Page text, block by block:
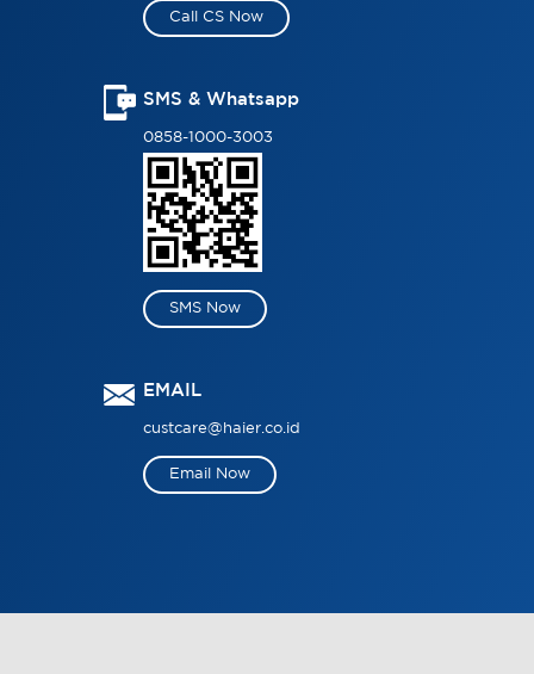
Call CS Now
SMS & Whatsapp
0858-1000-3003
SMS Now
EMAIL
custcare@haier.co.id
Email Now